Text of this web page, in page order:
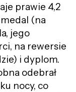
prawie 4,2
medal (na
jego
na rewersie
i dyplom.
odebrał
nocy, co